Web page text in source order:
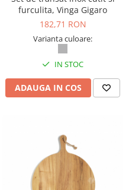
furculita, Vinga Gigaro
182,71 RON
Varianta culoare:
IN STOC
ADAUGA IN COS